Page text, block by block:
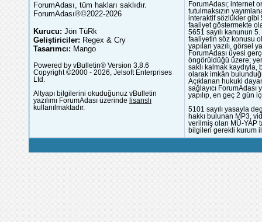
ForumAdası, tüm hakları saklıdır.
ForumAdası®©2022-2026
Kurucu: Jön TüRk
Geliştiriciler: Regex & Cry
Tasarımcı: Mango
Powered by vBulletin® Version 3.8.6
Copyright ©2000 - 2026, Jelsoft Enterprises
Ltd.
Altyapı bilgilerini okuduğunuz vBulletin
yazılımı ForumAdası üzerinde lisanslı
kullanılmaktadır.
ForumAdası; internet
tutulmaksızın
interaktif sözlükler gibi
faaliyet göstermekte
5651 sayılı kanunun
faaliyetin söz konusu
yapılan yazılı, görsel
ForumAdası üyesi
öngörüldüğü üzere;
saklı kalmak
olarak imkân
Açıklanan hukuki
sağlayıcı
yapılıp, en geç 2 gün
5101 sayılı yasayla
hakkı bulunan MP3,
verilmiş olan MÜ-YAP
bilgileri gerekli kurum